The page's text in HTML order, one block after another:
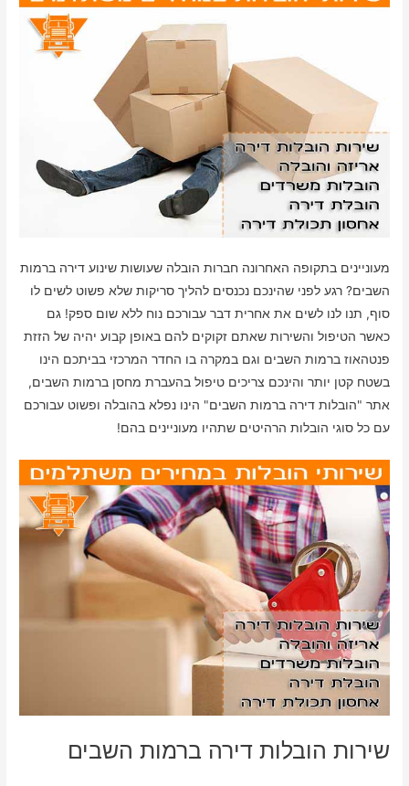
מעוניינים בתקופה האחרונה חברות הובלה שעושות שינוע דירה ברמות
השבים? רגע לפני שהינכם נכנסים להליך סריקות שלא פשוט לשים לו
סוף, תנו לנו לשים את אחרית דבר עבורכם נוח ללא שום ספק! גם
כאשר הטיפול והשירות שאתם זקוקים להם באופן קבוע יהיה של הזזת
פנטהאוז ברמות השבים וגם במקרה בו החדר המרכזי בביתכם הינו
בשטח קטן יותר והינכם צריכים טיפול בהעברת מחסן ברמות השבים,
אתר "הובלות דירה ברמות השבים" הינו נפלא בהובלה ופשוט עבורכם
עם כל סוגי הובלות הרהיטים שתהיו מעוניינים בהם!
שירות הובלות דירה ברמות השבים